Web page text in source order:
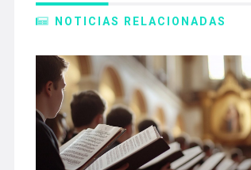
NOTICIAS RELACIONADAS